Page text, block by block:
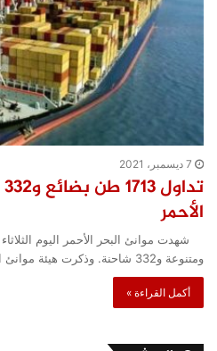
7 ديسمبر، 2021
الأحمر
ومتنوعة و332 شاحنة. وذكرت هيئة موانئ البحر…
أكمل القراءة »